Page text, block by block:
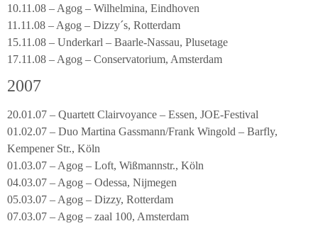
10.11.08 – Agog – Wilhelmina, Eindhoven
11.11.08 – Agog – Dizzy´s, Rotterdam
15.11.08 – Underkarl – Baarle-Nassau, Plusetage
17.11.08 – Agog – Conservatorium, Amsterdam
2007
20.01.07 – Quartett Clairvoyance – Essen, JOE-Festival
01.02.07 – Duo Martina Gassmann/Frank Wingold – Barfly,
Kempener Str., Köln
01.03.07 – Agog – Loft, Wißmannstr., Köln
04.03.07 – Agog – Odessa, Nijmegen
05.03.07 – Agog – Dizzy, Rotterdam
07.03.07 – Agog – zaal 100, Amsterdam